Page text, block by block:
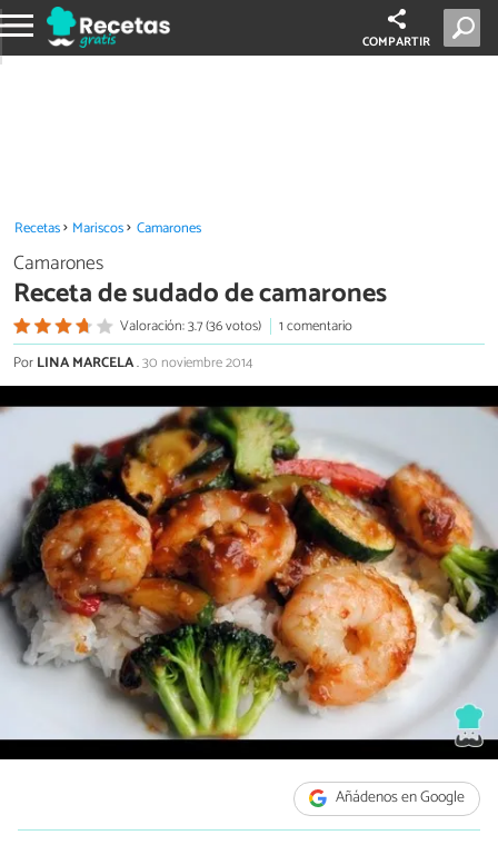
COMPARTIR
Recetas Mariscos Camarones
Camarones
Receta de sudado de camarones
Valoración: 3.7 (36 votos)
1 comentario
PorLINA MARCELA.30 noviembre 2014
Añádenos en Google